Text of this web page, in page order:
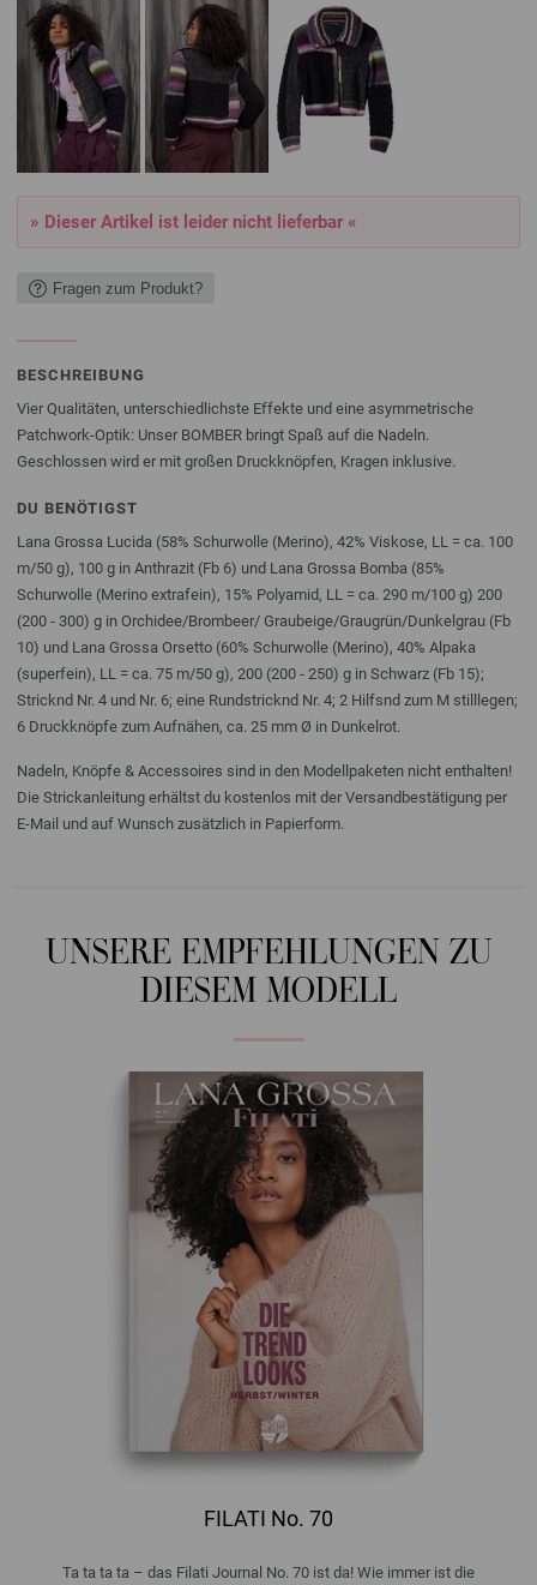
» Dieser Artikel ist leider nicht lieferbar «
Fragen zum Produkt?
BESCHREIBUNG
Vier Qualitäten, unterschiedlichste Effekte und eine asymmetrische
Patchwork-Optik: Unser BOMBER bringt Spaß auf die Nadeln.
Geschlossen wird er mit großen Druckknöpfen, Kragen inklusive.
DU BENÖTIGST
Lana Grossa Lucida (58% Schurwolle (Merino), 42% Viskose, LL = ca. 100
m/50 g), 100 g in Anthrazit (Fb 6) und Lana Grossa Bomba (85%
Schurwolle (Merino extrafein), 15% Polyamid, LL = ca. 290 m/100 g) 200
(200 - 300) g in Orchidee/Brombeer/ Graubeige/Graugrün/Dunkelgrau (Fb
10) und Lana Grossa Orsetto (60% Schurwolle (Merino), 40% Alpaka
(superfein), LL = ca. 75 m/50 g), 200 (200 - 250) g in Schwarz (Fb 15);
Stricknd Nr. 4 und Nr. 6; eine Rundstricknd Nr. 4; 2 Hilfsnd zum M stilllegen;
6 Druckknöpfe zum Aufnähen, ca. 25 mm Ø in Dunkelrot.
Nadeln, Knöpfe & Accessoires sind in den Modellpaketen nicht enthalten!
Die Strickanleitung erhältst du kostenlos mit der Versandbestätigung per
E-Mail und auf Wunsch zusätzlich in Papierform.
UNSERE EMPFEHLUNGEN ZU
DIESEM MODELL
FILATI No. 70
Ta ta ta ta – das Filati Journal No. 70 ist da! Wie immer ist die